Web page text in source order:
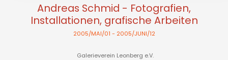
Andreas Schmid - Fotografien,
Installationen, grafische Arbeiten
2005/MAI/01 - 2005/JUNI/12
Galerieverein Leonberg e.V.